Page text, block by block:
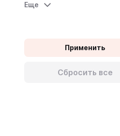
Intermedio (B1)
ВКН
Прогресс-Плеяда
Еще
Применить
Сбросить все